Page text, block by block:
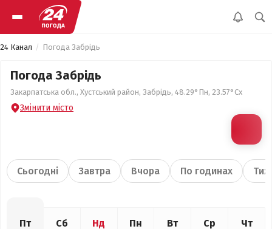
24 Канал Погода Забрідь
Погода Забрідь
Закарпатська обл., Хустський район, Забрідь, 48.29°Пн, 23.57°Сх
Змінити місто
Сьогодні Завтра Вчора По годинах
Пт Сб Нд Пн Вт Ср Чт